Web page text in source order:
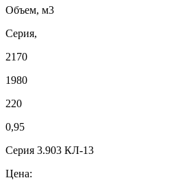
Объем, м3
Серия,
2170
1980
220
0,95
Серия 3.903 КЛ-13
Цена: